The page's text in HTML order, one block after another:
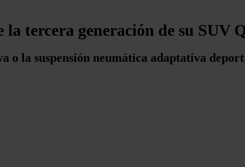
tercera generación de su SUV
o la suspensión neumática adaptativa